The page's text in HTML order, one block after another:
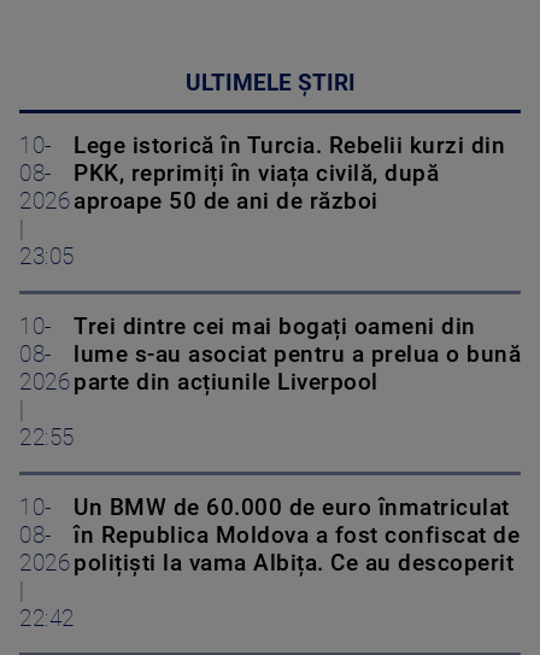
ULTIMELE ȘTIRI
10-
08-
2026
|
23:05
Lege istorică în Turcia. Rebelii kurzi din
PKK, reprimiți în viața civilă, după
aproape 50 de ani de război
10-
08-
2026
|
22:55
Trei dintre cei mai bogați oameni din
lume s-au asociat pentru a prelua o bună
parte din acțiunile Liverpool
10-
08-
2026
|
22:42
Un BMW de 60.000 de euro înmatriculat
în Republica Moldova a fost confiscat de
polițiști la vama Albița. Ce au descoperit